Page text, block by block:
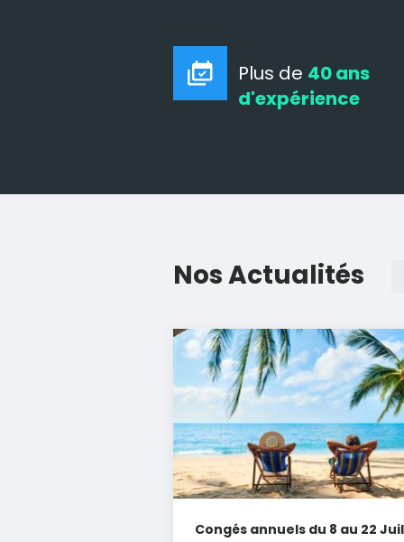
Plus de 40 ans
d'expérience
Nos Actualités
Congés annuels du 8 au 22